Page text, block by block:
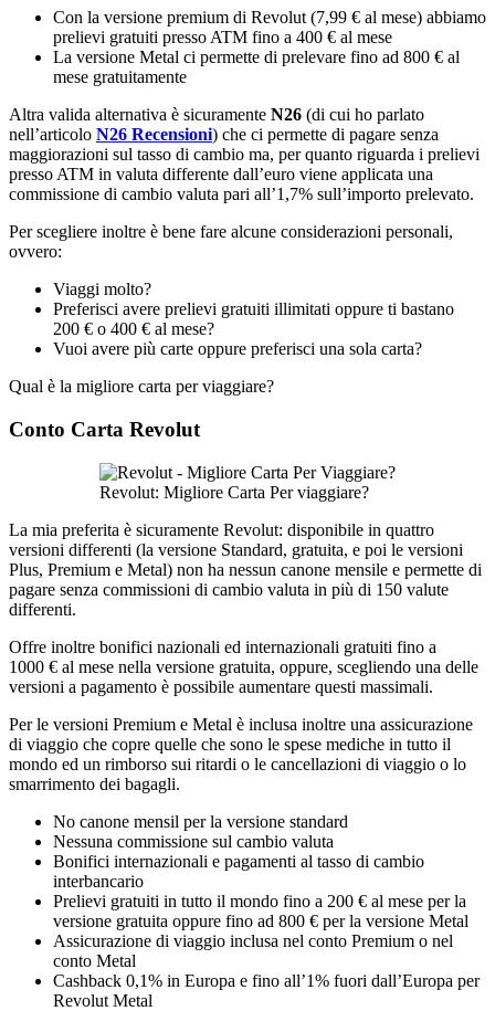
Con la versione premium di Revolut (7,99 € al mese) abbiamo
prelievi gratuiti presso ATM fino a 400 € al mese
La versione Metal ci permette di prelevare fino ad 800 € al
mese gratuitamente
Altra valida alternativa è sicuramente N26 (di cui ho parlato
nell’articolo N26 Recensioni) che ci permette di pagare senza
maggiorazioni sul tasso di cambio ma, per quanto riguarda i prelievi
presso ATM in valuta differente dall’euro viene applicata una
commissione di cambio valuta pari all’1,7% sull’importo prelevato.
Per scegliere inoltre è bene fare alcune considerazioni personali,
ovvero:
Viaggi molto?
Preferisci avere prelievi gratuiti illimitati oppure ti bastano
200 € o 400 € al mese?
Vuoi avere più carte oppure preferisci una sola carta?
Qual è la migliore carta per viaggiare?
Conto Carta Revolut
Revolut: Migliore Carta Per viaggiare?
La mia preferita è sicuramente Revolut: disponibile in quattro
versioni differenti (la versione Standard, gratuita, e poi le versioni
Plus, Premium e Metal) non ha nessun canone mensile e permette di
pagare senza commissioni di cambio valuta in più di 150 valute
differenti.
Offre inoltre bonifici nazionali ed internazionali gratuiti fino a
1000 € al mese nella versione gratuita, oppure, scegliendo una delle
versioni a pagamento è possibile aumentare questi massimali.
Per le versioni Premium e Metal è inclusa inoltre una assicurazione
di viaggio che copre quelle che sono le spese mediche in tutto il
mondo ed un rimborso sui ritardi o le cancellazioni di viaggio o lo
smarrimento dei bagagli.
No canone mensil per la versione standard
Nessuna commissione sul cambio valuta
Bonifici internazionali e pagamenti al tasso di cambio
interbancario
Prelievi gratuiti in tutto il mondo fino a 200 € al mese per la
versione gratuita oppure fino ad 800 € per la versione Metal
Assicurazione di viaggio inclusa nel conto Premium o nel
conto Metal
Cashback 0,1% in Europa e fino all’1% fuori dall’Europa per
Revolut Metal